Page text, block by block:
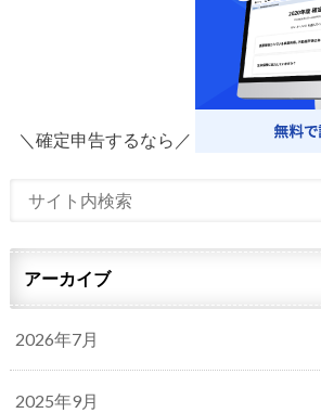
＼確定申告するなら／
アーカイブ
2026年7月
2025年9月